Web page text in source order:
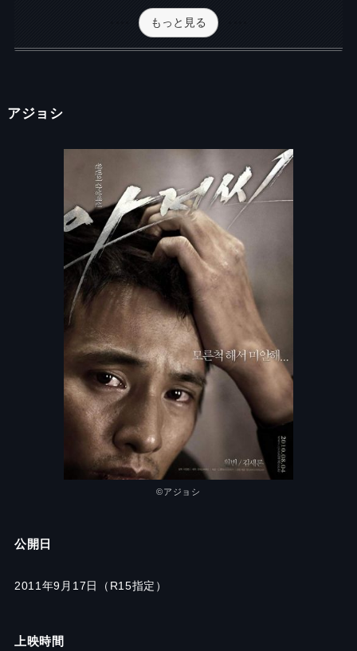
もっと見る
アジョシ
©️アジョシ
公開日
2011年9月17日（R15指定）
上映時間